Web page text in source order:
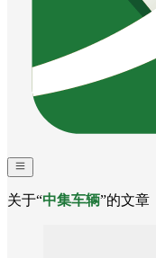
关于“中集车辆”的文章